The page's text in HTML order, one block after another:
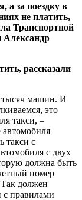
а за поездку в
не платить,
Транспортной
Александр
тысяч машин. И
это
такси, –
такси с
с двух
должна быть
номер
должен
с правилами